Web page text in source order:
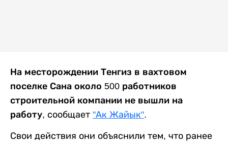
На месторождении Тенгиз в вахтовом
поселке Сана около 500 работников
строительной компании не вышли на
работу, сообщает "Ак Жайык".
Свои действия они объяснили тем, что ранее